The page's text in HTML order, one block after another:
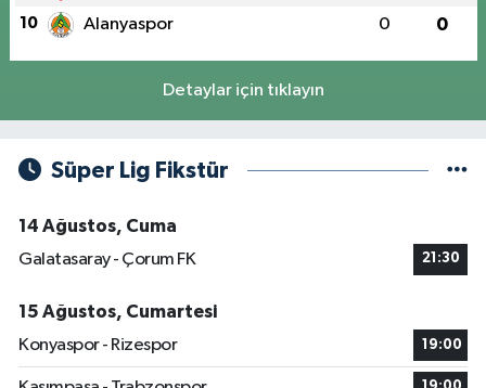
10 Alanyaspor 0 0
Detaylar için tıklayın
Süper Lig Fikstür
14 Ağustos, Cuma
Galatasaray - Çorum FK
21:30
15 Ağustos, Cumartesi
Konyaspor - Rizespor
19:00